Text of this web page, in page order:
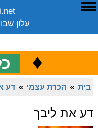
עלון
ארכיון
♦
בית » הכרת עצמי » דע
דע את ליבך